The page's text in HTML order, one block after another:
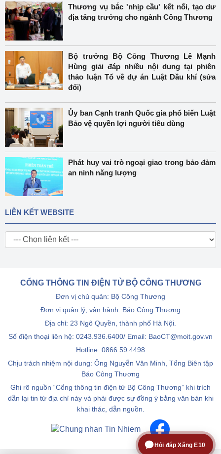
Thương vụ bắc 'nhịp cầu' kết nối, tạo dư
địa tăng trưởng cho ngành Công Thương
Bộ trưởng Bộ Công Thương Lê Mạnh
Hùng giải đáp nhiều nội dung tại phiên
thảo luận Tổ về dự án Luật Dầu khí (sửa
đổi)
Ủy ban Cạnh tranh Quốc gia phổ biến Luật
Bảo vệ quyền lợi người tiêu dùng
Phát huy vai trò ngoại giao trong bảo đảm
an ninh năng lượng
LIÊN KẾT WEBSITE
CỔNG THÔNG TIN ĐIỆN TỬ BỘ CÔNG THƯƠNG
Đơn vị chủ quản: Bộ Công Thương
Đơn vị quản lý, vận hành: Báo Công Thương
Địa chỉ: 23 Ngô Quyền, thành phố Hà Nội.
Số điện thoại liên hệ: 0243.936.6400/ Email: BaoCT@moit.gov.vn
Hotline: 0866.59.4498
Chịu trách nhiệm nội dung: Ông Nguyễn Văn Minh, Tổng Biên tập
Báo Công Thương
Ghi rõ nguồn “Cổng thông tin điện tử Bộ Công Thương” khi trích
dẫn lại tin từ địa chỉ này và phải được sự đồng ý bằng văn bản khi
khai thác, dẫn nguồn.
Hỏi đáp Xăng E10